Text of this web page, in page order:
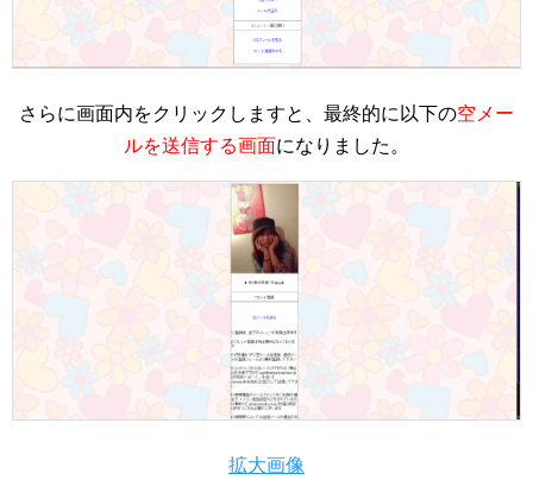
さらに画面内をクリックしますと、最終的に以下の空メー
ルを送信する画面になりました。
拡大画像